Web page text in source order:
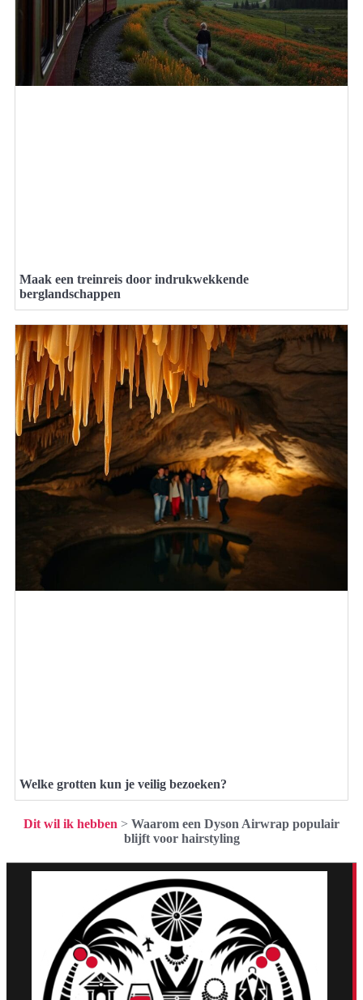
Maak een treinreis door indrukwekkende
berglandschappen
Welke grotten kun je veilig bezoeken?
Dit wil ik hebben > Waarom een Dyson Airwrap populair
blijft voor hairstyling